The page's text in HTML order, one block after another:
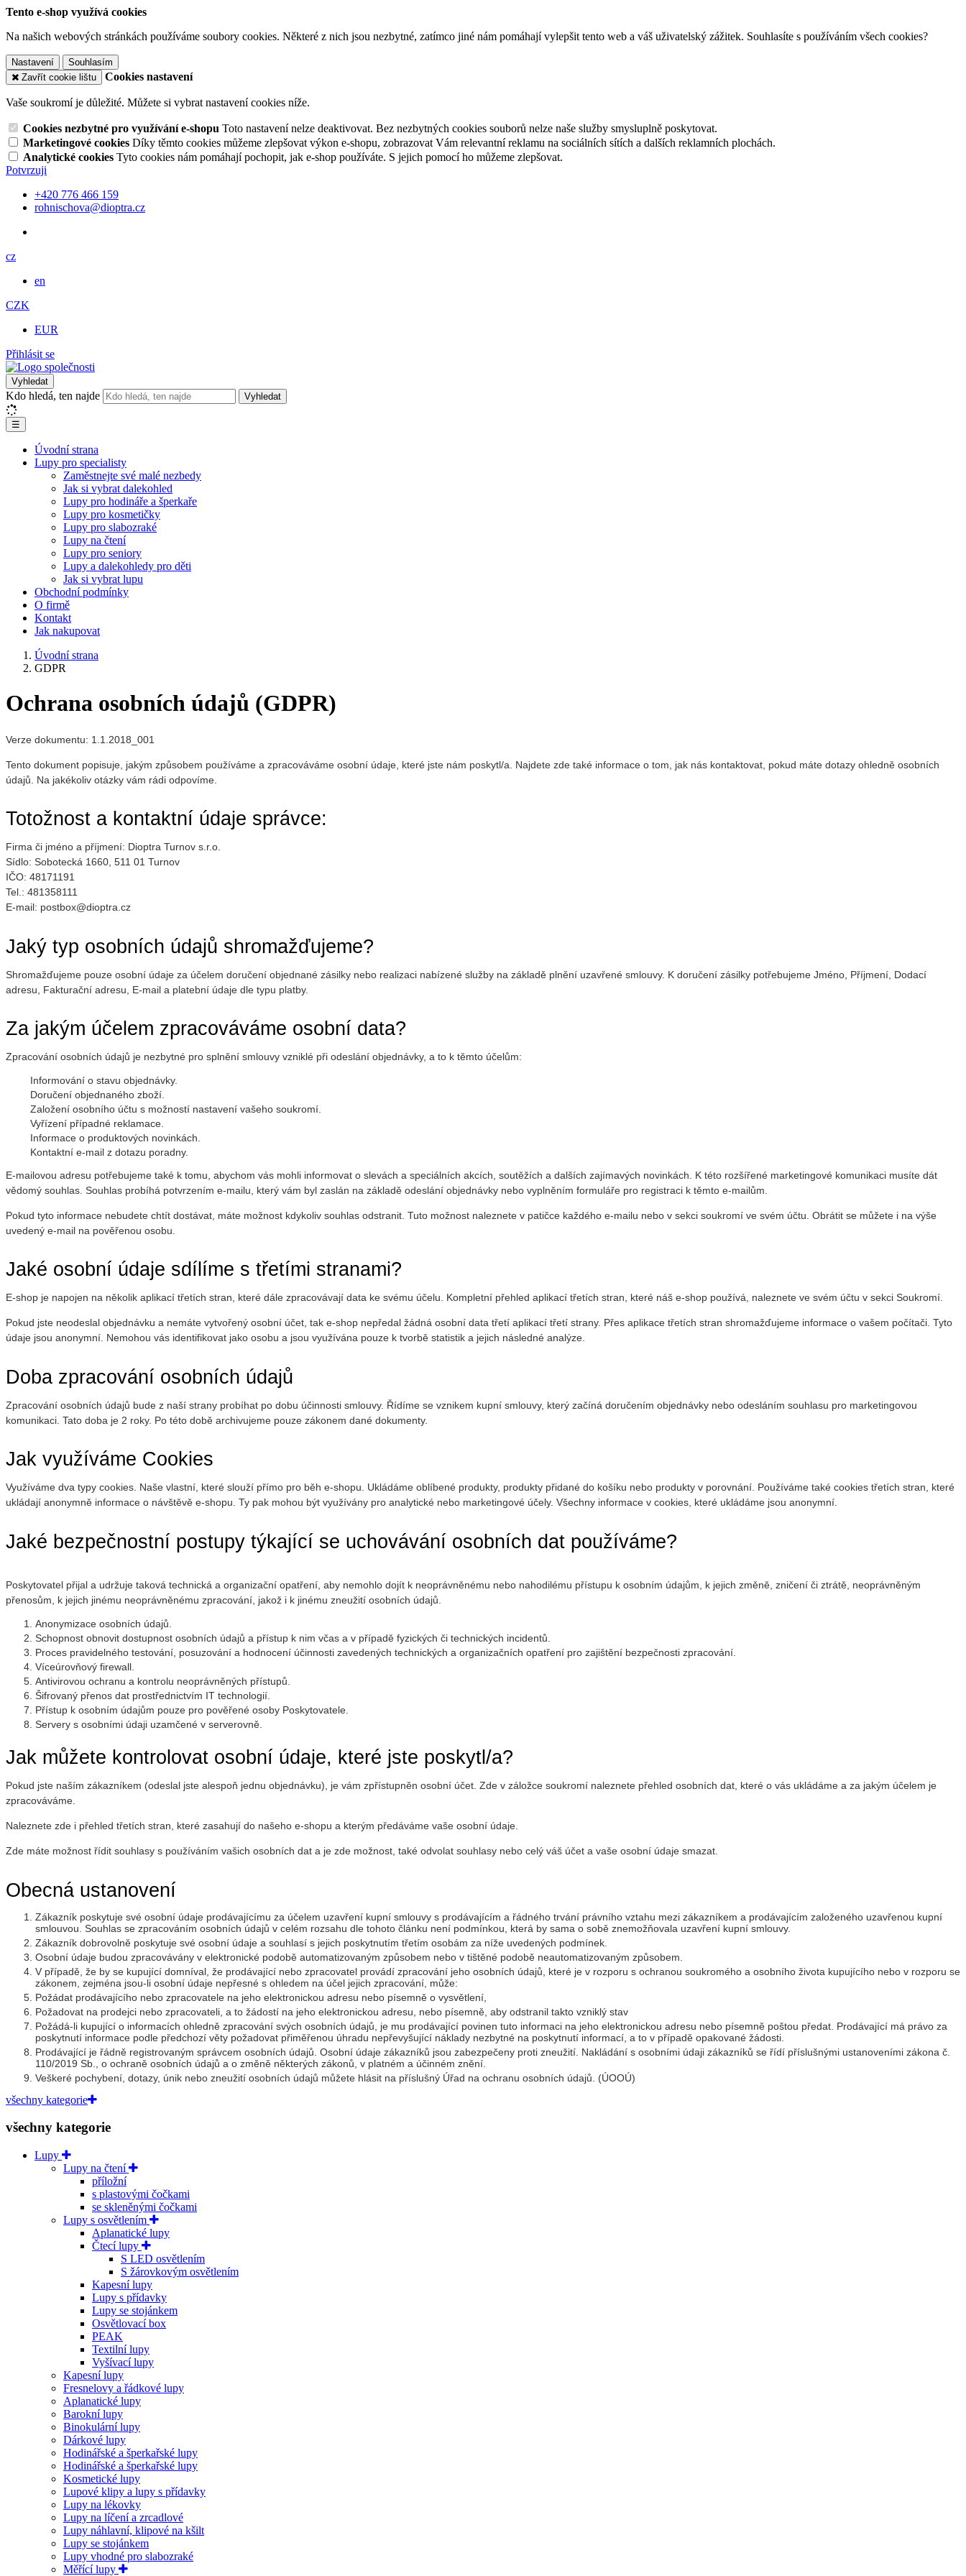
Tento e-shop využívá cookies
Na našich webových stránkách používáme soubory cookies. Některé z nich jsou nezbytné, zatímco jiné nám pomáhají vylepšit tento web a váš uživatelský zážitek. Souhlasíte s používáním všech cookies?
Nastavení
Souhlasím
Zavřít cookie lištu
Cookies nastavení
Vaše soukromí je důležité. Můžete si vybrat nastavení cookies níže.
Cookies nezbytné pro využívání e-shopu Toto nastavení nelze deaktivovat. Bez nezbytných cookies souborů nelze naše služby smysluplně poskytovat.
Marketingové cookies Díky těmto cookies můžeme zlepšovat výkon e-shopu, zobrazovat Vám relevantní reklamu na sociálních sítích a dalších reklamních plochách.
Analytické cookies Tyto cookies nám pomáhají pochopit, jak e-shop používáte. S jejich pomocí ho můžeme zlepšovat.
Potvrzuji
+420 776 466 159
rohnischova@dioptra.cz
cz
en
CZK
EUR
Přihlásit se
Vyhledat
Kdo hledá, ten najde Vyhledat
☰
Úvodní strana
Lupy pro specialisty
Zaměstnejte své malé nezbedy
Jak si vybrat dalekohled
Lupy pro hodináře a šperkaře
Lupy pro kosmetičky
Lupy pro slabozraké
Lupy na čtení
Lupy pro seniory
Lupy a dalekohledy pro děti
Jak si vybrat lupu
Obchodní podmínky
O firmě
Kontakt
Jak nakupovat
Úvodní strana
GDPR
Ochrana osobních údajů (GDPR)
Verze dokumentu: 1.1.2018_001
Tento dokument popisuje, jakým způsobem používáme a zpracováváme osobní údaje, které jste nám poskytl/a. Najdete zde také informace o tom, jak nás kontaktovat, pokud máte dotazy ohledně osobních
údajů. Na jakékoliv otázky vám rádi odpovíme.
Totožnost a kontaktní údaje správce:
Firma či jméno a příjmení: Dioptra Turnov s.r.o.
Sídlo: Sobotecká 1660, 511 01 Turnov
IČO: 48171191
Tel.: 481358111
E-mail: postbox@dioptra.cz
Jaký typ osobních údajů shromažďujeme?
Shromažďujeme pouze osobní údaje za účelem doručení objednané zásilky nebo realizaci nabízené služby na základě plnění uzavřené smlouvy. K doručení zásilky potřebujeme Jméno, Příjmení, Dodací
adresu, Fakturační adresu, E-mail a platební údaje dle typu platby.
Za jakým účelem zpracováváme osobní data?
Zpracování osobních údajů je nezbytné pro splnění smlouvy vzniklé při odeslání objednávky, a to k těmto účelům:
Informování o stavu objednávky.
Doručení objednaného zboží.
Založení osobního účtu s možností nastavení vašeho soukromí.
Vyřízení případné reklamace.
Informace o produktových novinkách.
Kontaktní e-mail z dotazu poradny.
E-mailovou adresu potřebujeme také k tomu, abychom vás mohli informovat o slevách a speciálních akcích, soutěžích a dalších zajímavých novinkách. K této rozšířené marketingové komunikaci musíte dát
vědomý souhlas. Souhlas probíhá potvrzením e-mailu, který vám byl zaslán na základě odeslání objednávky nebo vyplněním formuláře pro registraci k těmto e-mailům.
Pokud tyto informace nebudete chtít dostávat, máte možnost kdykoliv souhlas odstranit. Tuto možnost naleznete v patičce každého e-mailu nebo v sekci soukromí ve svém účtu. Obrátit se můžete i na výše
uvedený e-mail na pověřenou osobu.
Jaké osobní údaje sdílíme s třetími stranami?
E-shop je napojen na několik aplikací třetích stran, které dále zpracovávají data ke svému účelu. Kompletní přehled aplikací třetích stran, které náš e-shop používá, naleznete ve svém účtu v sekci Soukromí.
Pokud jste neodeslal objednávku a nemáte vytvořený osobní účet, tak e-shop nepředal žádná osobní data třetí aplikací třetí strany. Přes aplikace třetích stran shromažďujeme informace o vašem počítači. Tyto
údaje jsou anonymní. Nemohou vás identifikovat jako osobu a jsou využívána pouze k tvorbě statistik a jejich následné analýze.
Doba zpracování osobních údajů
Zpracování osobních údajů bude z naší strany probíhat po dobu účinnosti smlouvy. Řídíme se vznikem kupní smlouvy, který začíná doručením objednávky nebo odesláním souhlasu pro marketingovou
komunikaci. Tato doba je 2 roky. Po této době archivujeme pouze zákonem dané dokumenty.
Jak využíváme Cookies
Využíváme dva typy cookies. Naše vlastní, které slouží přímo pro běh e-shopu. Ukládáme oblíbené produkty, produkty přidané do košíku nebo produkty v porovnání. Používáme také cookies třetích stran, které
ukládají anonymně informace o návštěvě e-shopu. Ty pak mohou být využívány pro analytické nebo marketingové účely. Všechny informace v cookies, které ukládáme jsou anonymní.
Jaké bezpečnostní postupy týkající se uchovávání osobních dat používáme?
Poskytovatel přijal a udržuje taková technická a organizační opatření, aby nemohlo dojít k neoprávněnému nebo nahodilému přístupu k osobním údajům, k jejich změně, zničení či ztrátě, neoprávněným
přenosům, k jejich jinému neoprávněnému zpracování, jakož i k jinému zneužití osobních údajů.
Anonymizace osobních údajů.
Schopnost obnovit dostupnost osobních údajů a přístup k nim včas a v případě fyzických či technických incidentů.
Proces pravidelného testování, posuzování a hodnocení účinnosti zavedených technických a organizačních opatření pro zajištění bezpečnosti zpracování.
Víceúrovňový firewall.
Antivirovou ochranu a kontrolu neoprávněných přístupů.
Šifrovaný přenos dat prostřednictvím IT technologií.
Přístup k osobním údajům pouze pro pověřené osoby Poskytovatele.
Servery s osobními údaji uzamčené v serverovně.
Jak můžete kontrolovat osobní údaje, které jste poskytl/a?
Pokud jste naším zákazníkem (odeslal jste alespoň jednu objednávku), je vám zpřístupněn osobní účet. Zde v záložce soukromí naleznete přehled osobních dat, které o vás ukládáme a za jakým účelem je
zpracováváme.
Naleznete zde i přehled třetích stran, které zasahují do našeho e-shopu a kterým předáváme vaše osobní údaje.
Zde máte možnost řídit souhlasy s používáním vašich osobních dat a je zde možnost, také odvolat souhlasy nebo celý váš účet a vaše osobní údaje smazat.
Obecná ustanovení
Zákazník poskytuje své osobní údaje prodávajícímu za účelem uzavření kupní smlouvy s prodávajícím a řádného trvání právního vztahu mezi zákazníkem a prodávajícím založeného uzavřenou kupní
smlouvou. Souhlas se zpracováním osobních údajů v celém rozsahu dle tohoto článku není podmínkou, která by sama o sobě znemožňovala uzavření kupní smlouvy.
Zákazník dobrovolně poskytuje své osobní údaje a souhlasí s jejich poskytnutím třetím osobám za níže uvedených podmínek.
Osobní údaje budou zpracovávány v elektronické podobě automatizovaným způsobem nebo v tištěné podobě neautomatizovaným způsobem.
V případě, že by se kupující domníval, že prodávající nebo zpracovatel provádí zpracování jeho osobních údajů, které je v rozporu s ochranou soukromého a osobního života kupujícího nebo v rozporu se
zákonem, zejména jsou-li osobní údaje nepřesné s ohledem na účel jejich zpracování, může:
Požádat prodávajícího nebo zpracovatele na jeho elektronickou adresu nebo písemně o vysvětlení,
Požadovat na prodejci nebo zpracovateli, a to žádostí na jeho elektronickou adresu, nebo písemně, aby odstranil takto vzniklý stav
Požádá-li kupující o informacích ohledně zpracování svých osobních údajů, je mu prodávající povinen tuto informaci na jeho elektronickou adresu nebo písemně poštou předat. Prodávající má právo za
poskytnutí informace podle předchozí věty požadovat přiměřenou úhradu nepřevyšující náklady nezbytné na poskytnutí informací, a to v případě opakované žádosti.
Prodávající je řádně registrovaným správcem osobních údajů. Osobní údaje zákazníků jsou zabezpečeny proti zneužití. Nakládání s osobními údaji zákazníků se řídí příslušnými ustanoveními zákona č.
110/2019 Sb., o ochraně osobních údajů a o změně některých zákonů, v platném a účinném znění.
Veškeré pochybení, dotazy, únik nebo zneužití osobních údajů můžete hlásit na příslušný Úřad na ochranu osobních údajů. (ÚOOÚ)
všechny kategorie
všechny kategorie
Lupy
Lupy na čtení
příložní
s plastovými čočkami
se skleněnými čočkami
Lupy s osvětlením
Aplanatické lupy
Čtecí lupy
S LED osvětlením
S žárovkovým osvětlením
Kapesní lupy
Lupy s přídavky
Lupy se stojánkem
Osvětlovací box
PEAK
Textilní lupy
Vyšívací lupy
Kapesní lupy
Fresnelovy a řádkové lupy
Aplanatické lupy
Barokní lupy
Binokulární lupy
Dárkové lupy
Hodinářské a šperkařské lupy
Hodinářské a šperkařské lupy
Kosmetické lupy
Lupové klipy a lupy s přídavky
Lupy na lékovky
Lupy na líčení a zrcadlové
Lupy náhlavní, klipové na kšilt
Lupy se stojánkem
Lupy vhodné pro slabozraké
Měřící lupy